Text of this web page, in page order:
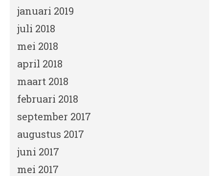
januari 2019
juli 2018
mei 2018
april 2018
maart 2018
februari 2018
september 2017
augustus 2017
juni 2017
mei 2017